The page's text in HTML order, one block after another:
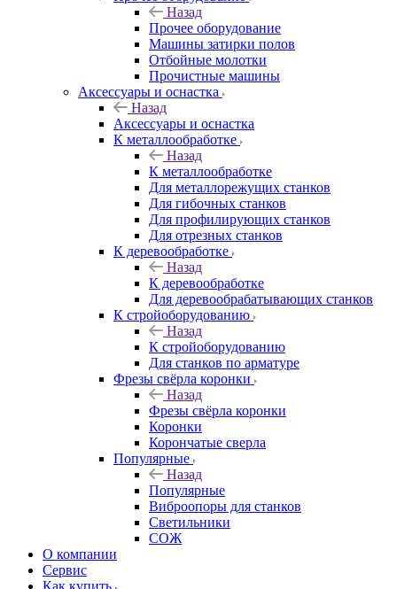
Назад
Прочее оборудование
Машины затирки полов
Отбойные молотки
Прочистные машины
Аксeccyapы и оснастка
Назад
Аксeccyapы и оснастка
К металлообработке
Назад
К металлообработке
Для металлорежущих станков
Для гибочных станков
Для профилирующих станков
Для отрезных станков
К деревообработке
Назад
К деревообработке
Для деревообрабатывающих станков
К стройоборудованию
Назад
К стройоборудованию
Для станков по арматуре
Фрезы свёрла коронки
Назад
Фрезы свёрла коронки
Коронки
Корончатые сверла
Популярные
Назад
Популярные
Виброопоры для станков
Светильники
СОЖ
О компании
Сервис
Как купить